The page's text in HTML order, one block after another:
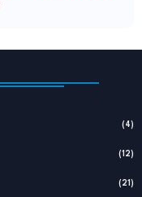
(4)
(12)
(21)